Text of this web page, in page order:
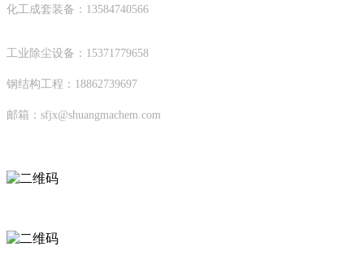
化工成套装备：13584740566
工业除尘设备：15371779658
钢结构工程：18862739697
邮箱：sfjx@shuangmachem.com